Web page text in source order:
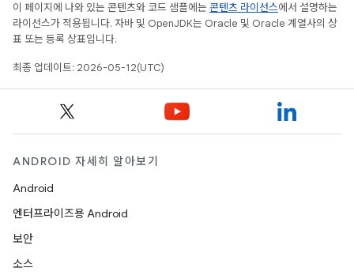
이 페이지에 나와 있는 콘텐츠와 코드 샘플에는 콘텐츠 라이선스에서 설명하는
라이선스가 적용됩니다. 자바 및 OpenJDK는 Oracle 및 Oracle 계열사의 상
표 또는 등록 상표입니다.
최종 업데이트: 2026-05-12(UTC)
ANDROID 자세히 알아보기
Android
엔터프라이즈용 Android
보안
소스